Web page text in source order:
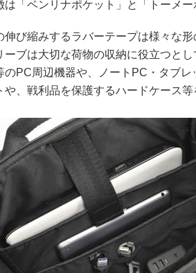
「ベンリナポケット」と「トーメー
伸び縮みするラバーテープは様々な
ーブは大切な荷物の収納に役立つと
のPC周辺機器や、ノートPC・タブ
、戦利品を保護するハードケース等